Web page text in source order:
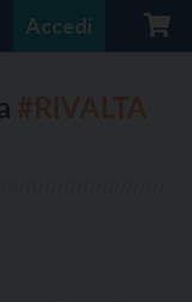
Accedi